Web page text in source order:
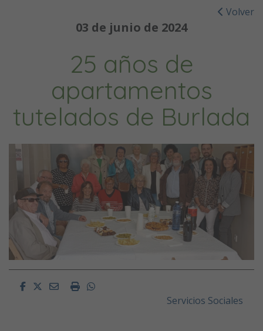
Volver
03 de junio de 2024
25 años de
apartamentos
tutelados de Burlada
FacebookTwitterEmailImprimirWhatsapp
Servicios Sociales